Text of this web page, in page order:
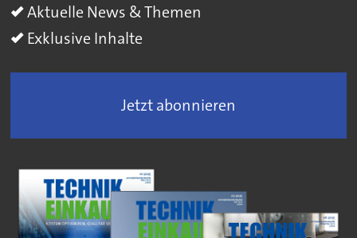
Aktuelle News & Themen
Exklusive Inhalte
Jetzt abonnieren